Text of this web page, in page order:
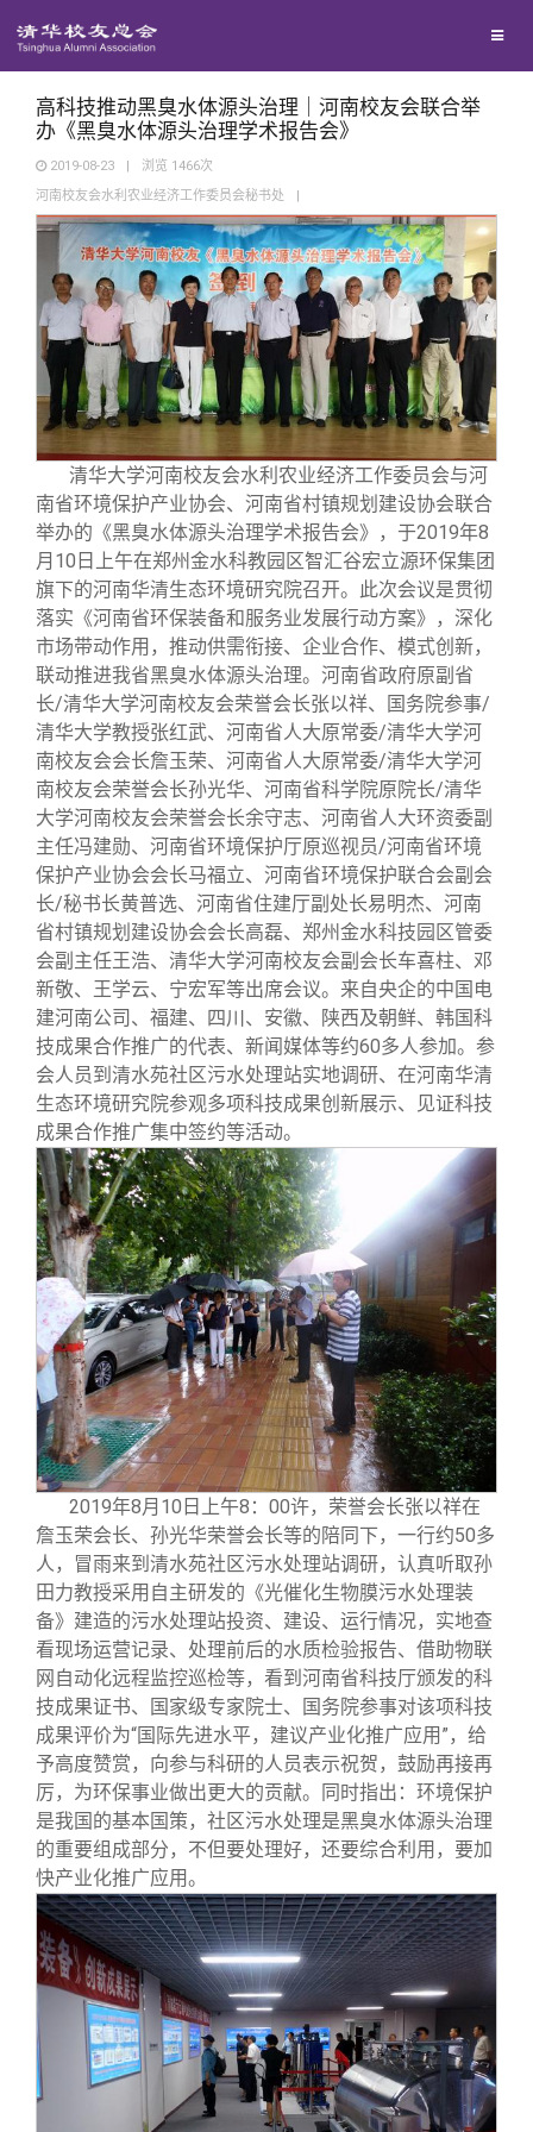
地区联络
年级联络
院系校友工作
专业委员会
兴趣群体
西南联大校友会
回馈母校
捐赠项目
捐赠新闻
捐赠纪事
捐赠方法
义工计划
媒体平台
《清华校友通讯》
《水木清华》
我要订阅
新媒体平台
百年清华
清华人物
清华故事
青春风采
校友文苑
校友讲坛
校友视界
校友服务
终身学习
信息化服务
三创大赛
实用信息
校友总会
总会简介
会长致辞
总会章程
理事会名单
制度法规
联系我们
关闭
高科技推动黑臭水体源头治理｜河南校友会联合举
办《黑臭水体源头治理学术报告会》
2019-08-23 | 浏览 1466次
河南校友会水利农业经济工作委员会秘书处
|
清华大学河南校友会水利农业经济工作委员会与河
南省环境保护产业协会、河南省村镇规划建设协会联合
举办的《黑臭水体源头治理学术报告会》，于2019年8
月10日上午在郑州金水科教园区智汇谷宏立源环保集团
旗下的河南华清生态环境研究院召开。此次会议是贯彻
落实《河南省环保装备和服务业发展行动方案》，深化
市场带动作用，推动供需衔接、企业合作、模式创新，
联动推进我省黑臭水体源头治理。河南省政府原副省
长/清华大学河南校友会荣誉会长张以祥、国务院参事/
清华大学教授张红武、河南省人大原常委/清华大学河
南校友会会长詹玉荣、河南省人大原常委/清华大学河
南校友会荣誉会长孙光华、河南省科学院原院长/清华
大学河南校友会荣誉会长余守志、河南省人大环资委副
主任冯建勋、河南省环境保护厅原巡视员/河南省环境
保护产业协会会长马福立、河南省环境保护联合会副会
长/秘书长黄普选、河南省住建厅副处长易明杰、河南
省村镇规划建设协会会长高磊、郑州金水科技园区管委
会副主任王浩、清华大学河南校友会副会长车喜柱、邓
新敬、王学云、宁宏军等出席会议。来自央企的中国电
建河南公司、福建、四川、安徽、陕西及朝鲜、韩国科
技成果合作推广的代表、新闻媒体等约60多人参加。参
会人员到清水苑社区污水处理站实地调研、在河南华清
生态环境研究院参观多项科技成果创新展示、见证科技
成果合作推广集中签约等活动。
2019年8月10日上午8：00许，荣誉会长张以祥在
詹玉荣会长、孙光华荣誉会长等的陪同下，一行约50多
人，冒雨来到清水苑社区污水处理站调研，认真听取孙
田力教授采用自主研发的《光催化生物膜污水处理装
备》建造的污水处理站投资、建设、运行情况，实地查
看现场运营记录、处理前后的水质检验报告、借助物联
网自动化远程监控巡检等，看到河南省科技厅颁发的科
技成果证书、国家级专家院士、国务院参事对该项科技
成果评价为“国际先进水平，建议产业化推广应用”，给
予高度赞赏，向参与科研的人员表示祝贺，鼓励再接再
厉，为环保事业做出更大的贡献。同时指出：环境保护
是我国的基本国策，社区污水处理是黑臭水体源头治理
的重要组成部分，不但要处理好，还要综合利用，要加
快产业化推广应用。